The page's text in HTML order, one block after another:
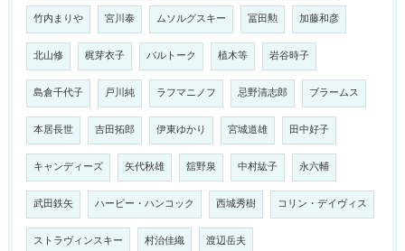
竹内まりや 宮川泰 ムソルグスキー 冨田勲 加藤和彦
北山修 梶芽衣子 バルトーク 植木等 岩谷時子
島倉千代子 戸川純 ラフマニノフ 忌野清志郎 ブラームス
本居長世 吉田拓郎 伊東ゆかり 宮城道雄 田中好子
キャンディーズ 矢代秋雄 舘野泉 中村紘子 永六輔
武田鉄矢 ハービー・ハンコック 西城秀樹 コリン・デイヴィス
ストラヴィンスキー 村治佳織 渡辺岳夫